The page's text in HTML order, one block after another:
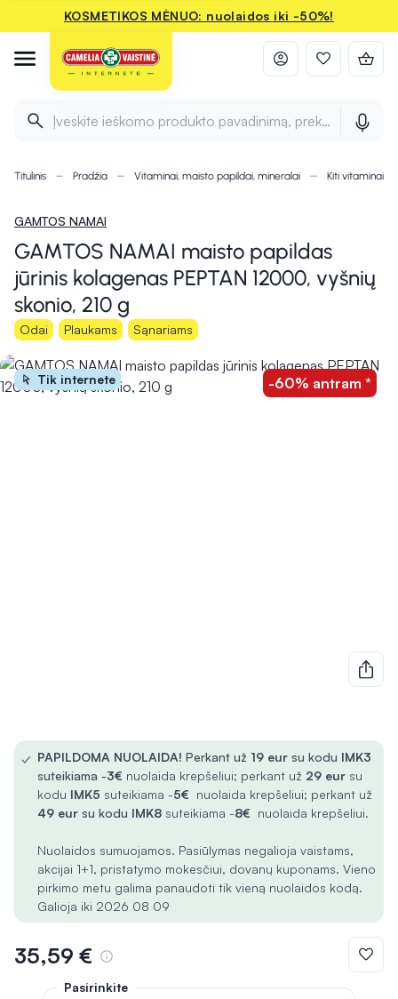
KOSMETIKOS MĖNUO: nuolaidos iki -50%!
Įveskite ieškomo produkto pavadinimą, prekės ženklą ir
Titulinis Pradžia Vitaminai, maisto papildai, mineralai Kiti vitaminai ir
GAMTOS NAMAI
GAMTOS NAMAI maisto papildas
jūrinis kolagenas PEPTAN 12000, vyšnių
skonio, 210 g
Odai Plaukams Sąnariams
Tik internete -60% antram *
✓ PAPILDOMA NUOLAIDA! Perkant už 19 eur su kodu IMK3
suteikiama -3€ nuolaida krepšeliui; perkant už 29 eur su
kodu IMK5 suteikiama -5€ nuolaida krepšeliui; perkant už
49 eur su kodu IMK8 suteikiama -8€ nuolaida krepšeliui.
Nuolaidos sumuojamos. Pasiūlymas negalioja vaistams,
akcijai 1+1, pristatymo mokesčiui, dovanų kuponams. Vieno
pirkimo metu galima panaudoti tik vieną nuolaidos kodą.
Galioja iki 2026 08 09
35,59 €
Pasirinkite